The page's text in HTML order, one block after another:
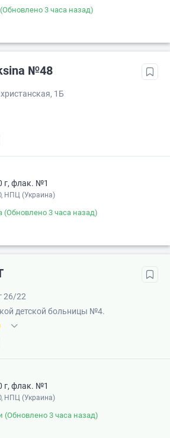
(Обновлено 3 часа назад)
№48
1Б
г, флак. №1
НПЦ (Украина)
(Обновлено 3 часа назад)
26/22
детской больницы №4.
г, флак. №1
НПЦ (Украина)
(Обновлено 3 часа назад)